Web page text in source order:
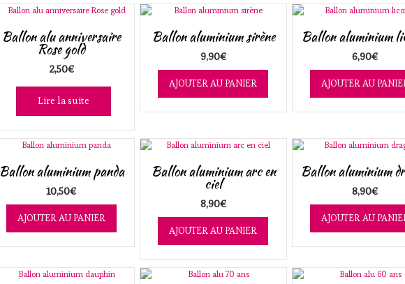
Ballon alu anniversaire
Rose gold
2,50€
Lire la suite
Ballon aluminium sirène
9,90€
AJOUTER AU PANIER
Ballon aluminium
6,90€
AJOUTER AU
Ballon aluminium panda
10,50€
AJOUTER AU PANIER
Ballon aluminium arc en
ciel
8,90€
AJOUTER AU PANIER
Ballon aluminium
8,90€
AJOUTER AU